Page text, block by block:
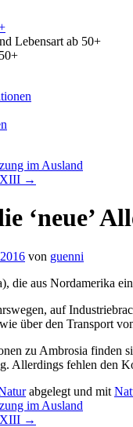
Lebensart ab 50+
im Ausland
XIII →
‘neue’
von guenni
die aus Nordamerika
auf
über den Transport
zu Ambrosia finden
Allerdings fehlen den
abgelegt und mit
im Ausland
XIII →